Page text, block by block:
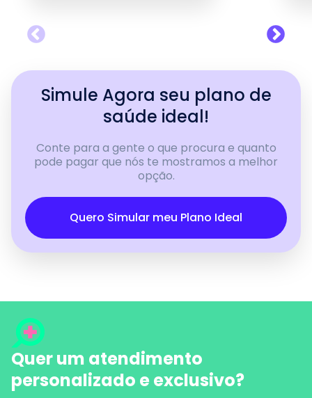
Simule Agora seu plano de
saúde ideal!
Conte para a gente o que procura e quanto
pode pagar que nós te mostramos a melhor
opção.
Quero Simular meu Plano Ideal
Quer um atendimento
personalizado e exclusivo?